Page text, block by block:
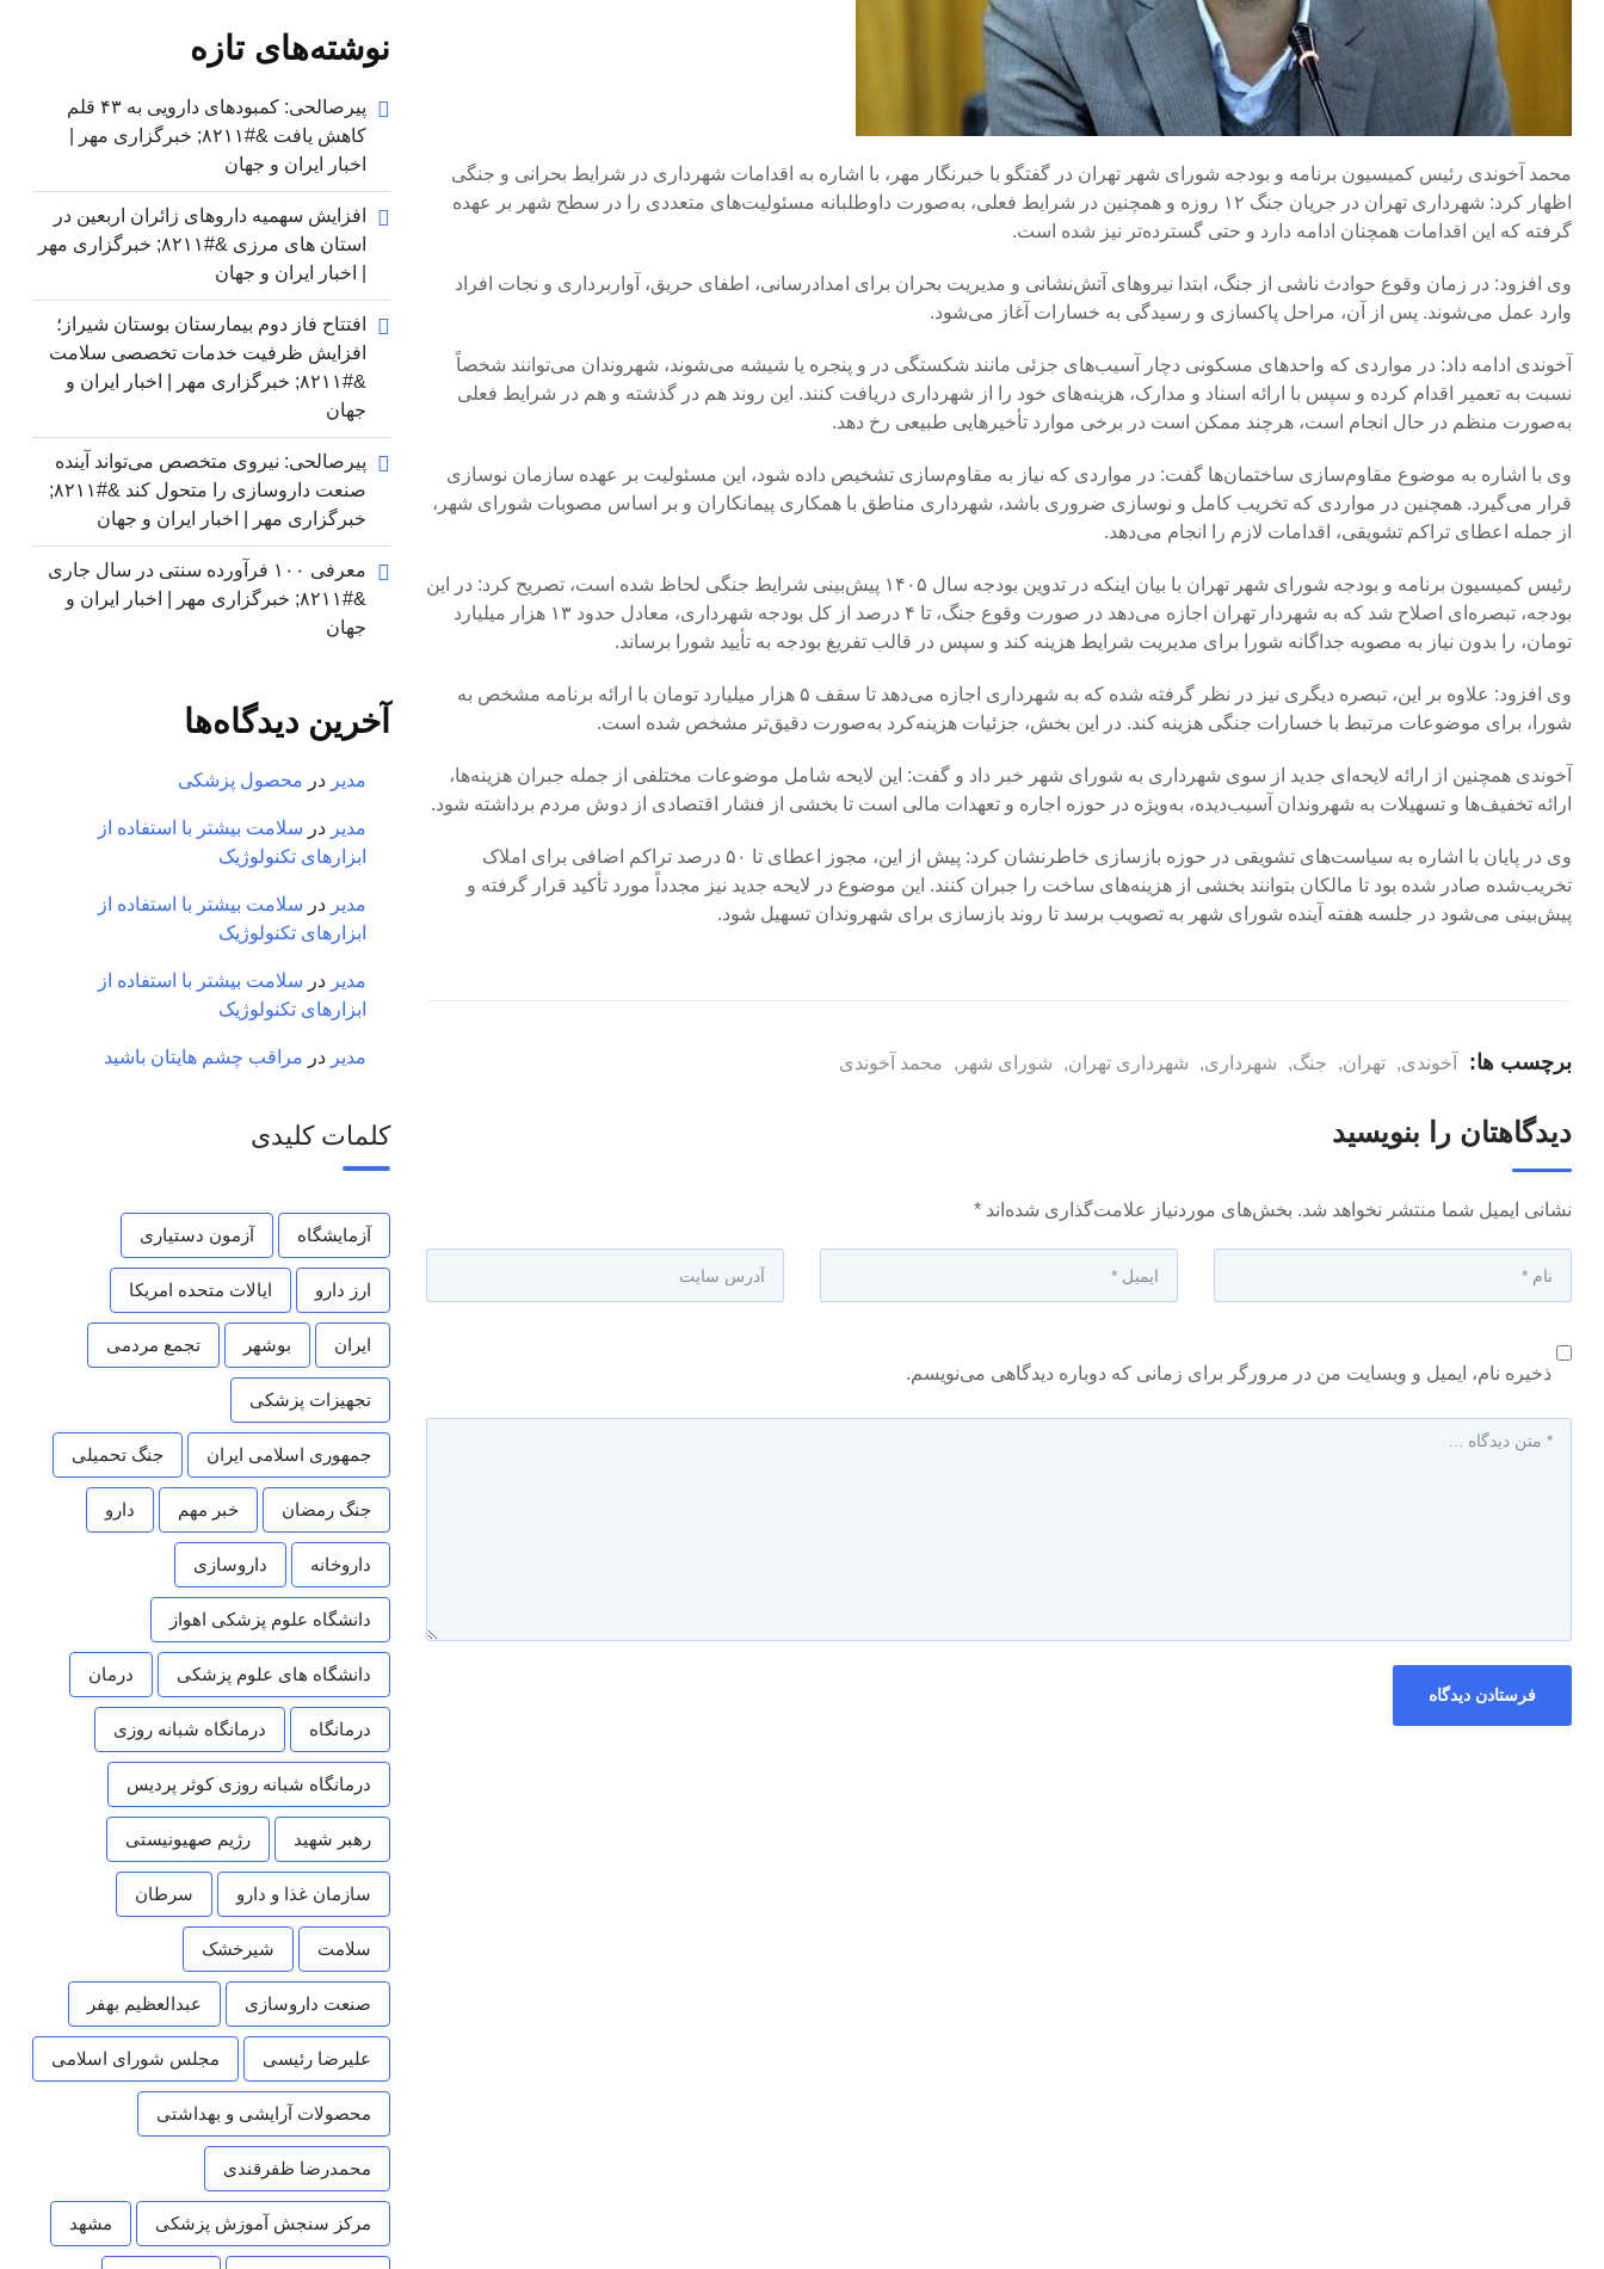
محمد آخوندی رئیس کمیسیون برنامه و بودجه شورای شهر تهران در گفتگو با خبرنگار مهر، با اشاره به اقدامات شهرداری در شرایط بحرانی و جنگی
اظهار کرد: شهرداری تهران در جریان جنگ ۱۲ روزه و همچنین در شرایط فعلی، به‌صورت داوطلبانه مسئولیت‌های متعددی را در سطح شهر بر عهده
گرفته که این اقدامات همچنان ادامه دارد و حتی گسترده‌تر نیز شده است.
وی افزود: در زمان وقوع حوادث ناشی از جنگ، ابتدا نیروهای آتش‌نشانی و مدیریت بحران برای امدادرسانی، اطفای حریق، آواربرداری و نجات افراد
وارد عمل می‌شوند. پس از آن، مراحل پاکسازی و رسیدگی به خسارات آغاز می‌شود.
آخوندی ادامه داد: در مواردی که واحدهای مسکونی دچار آسیب‌های جزئی مانند شکستگی در و پنجره یا شیشه می‌شوند، شهروندان می‌توانند شخصاً
نسبت به تعمیر اقدام کرده و سپس با ارائه اسناد و مدارک، هزینه‌های خود را از شهرداری دریافت کنند. این روند هم در گذشته و هم در شرایط فعلی
به‌صورت منظم در حال انجام است، هرچند ممکن است در برخی موارد تأخیرهایی طبیعی رخ دهد.
وی با اشاره به موضوع مقاوم‌سازی ساختمان‌ها گفت: در مواردی که نیاز به مقاوم‌سازی تشخیص داده شود، این مسئولیت بر عهده سازمان نوسازی
قرار می‌گیرد. همچنین در مواردی که تخریب کامل و نوسازی ضروری باشد، شهرداری مناطق با همکاری پیمانکاران و بر اساس مصوبات شورای شهر،
از جمله اعطای تراکم تشویقی، اقدامات لازم را انجام می‌دهد.
رئیس کمیسیون برنامه و بودجه شورای شهر تهران با بیان اینکه در تدوین بودجه سال ۱۴۰۵ پیش‌بینی شرایط جنگی لحاظ شده است، تصریح کرد: در این
بودجه، تبصره‌ای اصلاح شد که به شهردار تهران اجازه می‌دهد در صورت وقوع جنگ، تا ۴ درصد از کل بودجه شهرداری، معادل حدود ۱۳ هزار میلیارد
تومان، را بدون نیاز به مصوبه جداگانه شورا برای مدیریت شرایط هزینه کند و سپس در قالب تفریغ بودجه به تأیید شورا برساند.
وی افزود: علاوه بر این، تبصره دیگری نیز در نظر گرفته شده که به شهرداری اجازه می‌دهد تا سقف ۵ هزار میلیارد تومان با ارائه برنامه مشخص به
شورا، برای موضوعات مرتبط با خسارات جنگی هزینه کند. در این بخش، جزئیات هزینه‌کرد به‌صورت دقیق‌تر مشخص شده است.
آخوندی همچنین از ارائه لایحه‌ای جدید از سوی شهرداری به شورای شهر خبر داد و گفت: این لایحه شامل موضوعات مختلفی از جمله جبران هزینه‌ها،
ارائه تخفیف‌ها و تسهیلات به شهروندان آسیب‌دیده، به‌ویژه در حوزه اجاره و تعهدات مالی است تا بخشی از فشار اقتصادی از دوش مردم برداشته شود.
وی در پایان با اشاره به سیاست‌های تشویقی در حوزه بازسازی خاطرنشان کرد: پیش از این، مجوز اعطای تا ۵۰ درصد تراکم اضافی برای املاک
تخریب‌شده صادر شده بود تا مالکان بتوانند بخشی از هزینه‌های ساخت را جبران کنند. این موضوع در لایحه جدید نیز مجدداً مورد تأکید قرار گرفته و
پیش‌بینی می‌شود در جلسه هفته آینده شورای شهر به تصویب برسد تا روند بازسازی برای شهروندان تسهیل شود.
برچسب ها: آخوندی, تهران, جنگ, شهرداری, شهرداری تهران, شورای شهر , محمد آخوندی
دیدگاهتان را بنویسید
نشانی ایمیل شما منتشر نخواهد شد. بخش‌های موردنیاز علامت‌گذاری شده‌اند *
ذخیره نام، ایمیل و وبسایت من در مرورگر برای زمانی که دوباره دیدگاهی می‌نویسم.
نوشته‌های تازه
پیرصالحی: کمبودهای دارویی به ۴۳ قلم
کاهش یافت &#۸۲۱۱; خبرگزاری مهر |
اخبار ایران و جهان
افزایش سهمیه داروهای زائران اربعین در
استان های مرزی &#۸۲۱۱; خبرگزاری مهر
| اخبار ایران و جهان
افتتاح فاز دوم بیمارستان بوستان شیراز؛
افزایش ظرفیت خدمات تخصصی سلامت
&#۸۲۱۱; خبرگزاری مهر | اخبار ایران و
جهان
پیرصالحی: نیروی متخصص می‌تواند آینده
صنعت داروسازی را متحول کند &#۸۲۱۱;
خبرگزاری مهر | اخبار ایران و جهان
معرفی ۱۰۰ فرآورده سنتی در سال جاری
&#۸۲۱۱; خبرگزاری مهر | اخبار ایران و
جهان
آخرین دیدگاه‌ها
مدیر در محصول پزشکی
مدیر در سلامت بیشتر با استفاده از
ابزارهای تکنولوژیک
مدیر در سلامت بیشتر با استفاده از
ابزارهای تکنولوژیک
مدیر در سلامت بیشتر با استفاده از
ابزارهای تکنولوژیک
مدیر در مراقب چشم هایتان باشید
کلمات کلیدی
آزمایشگاه آزمون دستیاری
ارز دارو ایالات متحده امریکا
ایران بوشهر تجمع مردمی
تجهیزات پزشکی
جمهوری اسلامی ایران جنگ تحمیلی
جنگ رمضان خبر مهم دارو
داروخانه داروسازی
دانشگاه علوم پزشکی اهواز
دانشگاه های علوم پزشکی درمان
درمانگاه درمانگاه شبانه روزی
درمانگاه شبانه روزی کوثر پردیس
رهبر شهید رژیم صهیونیستی
سازمان غذا و دارو سرطان
سلامت شیرخشک
صنعت داروسازی عبدالعظیم بهفر
علیرضا رئیسی مجلس شورای اسلامی
محصولات آرایشی و بهداشتی
محمدرضا ظفرقندی
مرکز سنجش آموزش پزشکی مشهد